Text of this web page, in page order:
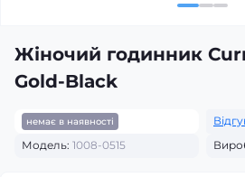
Жіночий годинник
Gold-Black
немає в наявності
Модель: 1008-0515